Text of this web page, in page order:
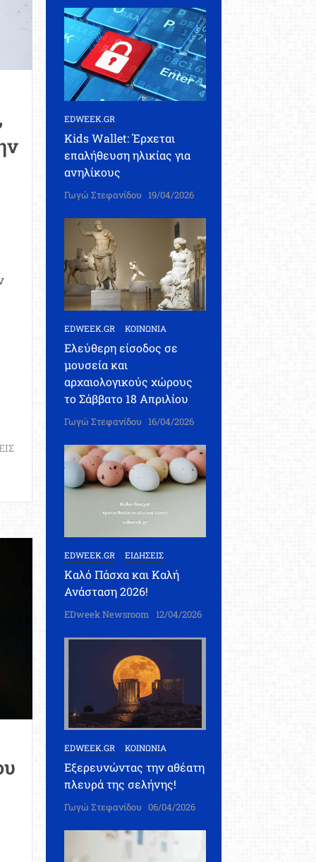
EDWEEK.GR
Kids Wallet: Έρχεται
επαλήθευση ηλικίας για
ανηλίκους
Γωγώ Στεφανίδου 19/04/2026
EDWEEK.GR ΚΟΙΝΩΝΙΑ
Ελεύθερη είσοδος σε
μουσεία και
αρχαιολογικούς χώρους
το Σάββατο 18 Απριλίου
Γωγώ Στεφανίδου 16/04/2026
EDWEEK.GR ΕΙΔΗΣΕΙΣ
Καλό Πάσχα και Καλή
Ανάσταση 2026!
EDweek Newsroom 12/04/2026
EDWEEK.GR ΚΟΙΝΩΝΙΑ
Εξερευνώντας την αθέατη
πλευρά της σελήνης!
Γωγώ Στεφανίδου 06/04/2026